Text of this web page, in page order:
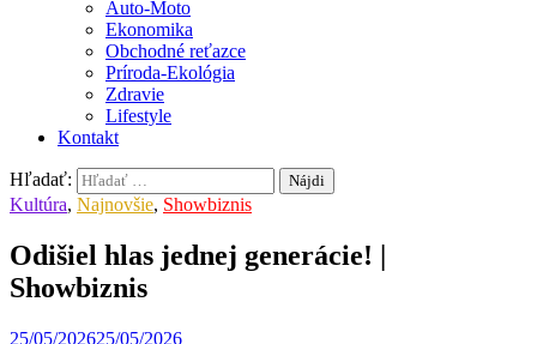
Auto-Moto
Ekonomika
Obchodné reťazce
Príroda-Ekológia
Zdravie
Lifestyle
Kontakt
Hľadať:
Kultúra, Najnovšie, Showbiznis
Odišiel hlas jednej generácie! |
Showbiznis
25/05/202625/05/2026